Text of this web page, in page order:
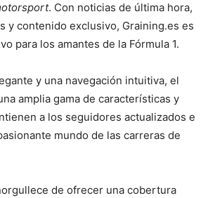
. Con noticias de última hora,
y contenido exclusivo, Graining.es es
para los amantes de la Fórmula 1.
y una navegación intuitiva, el
amplia gama de características y
a los seguidores actualizados e
mundo de las carreras de
de ofrecer una cobertura